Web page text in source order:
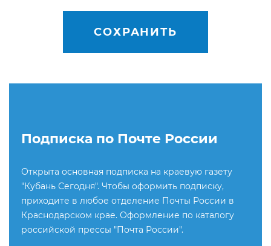
СОХРАНИТЬ
Подписка по Почте России
Открыта основная подписка на краевую газету
"Кубань Сегодня". Чтобы оформить подписку,
приходите в любое отделение Почты России в
Краснодарском крае. Оформление по каталогу
российской прессы "Почта России".